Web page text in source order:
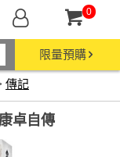
0
限量預購
傳記
卓自傳